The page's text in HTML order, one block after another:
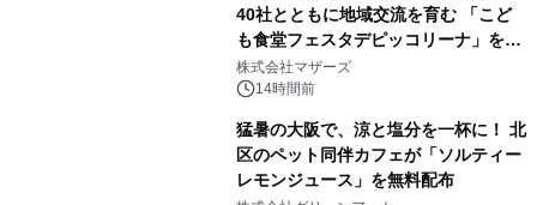
40社とともに地域交流を育む 「こど
も食堂フェスタデピッコリーナ」を9
月5日(土)開催
株式会社マザーズ
14時間前
猛暑の大阪で、涼と塩分を一杯に！ 北
区のペット同伴カフェが「ソルティー
レモンジュース」を無料配布